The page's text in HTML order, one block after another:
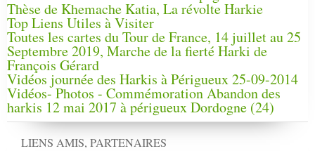
Thèse de Khemache Katia, La révolte Harkie
Top Liens Utiles à Visiter
Toutes les cartes du Tour de France, 14 juillet au 25
Septembre 2019, Marche de la fierté Harki de
François Gérard
Vidéos journée des Harkis à Périgueux 25-09-2014
Vidéos- Photos - Commémoration Abandon des
harkis 12 mai 2017 à périgueux Dordogne (24)
LIENS AMIS, PARTENAIRES